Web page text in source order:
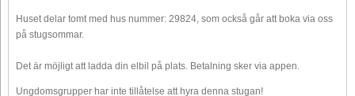
Huset delar tomt med hus nummer: 29824, som också går att boka via oss
på stugsommar.
Det är möjligt att ladda din elbil på plats. Betalning sker via appen.
Ungdomsgrupper har inte tillåtelse att hyra denna stugan!